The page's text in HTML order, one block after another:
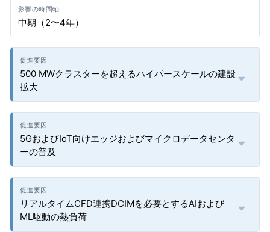
中期（2〜4年）
500 MWクラスターを超えるハイパースケールの建設
拡大
5GおよびIoT向けエッジおよびマイクロデータセンタ
ーの普及
リアルタイムCFD連携DCIMを必要とするAIおよび
ML駆動の熱負荷